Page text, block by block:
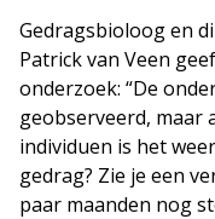
Gedragsbioloog en
Patrick van Veen
onderzoek: “De
geobserveerd, maar
individuen is het
gedrag? Zie je een
paar maanden nog